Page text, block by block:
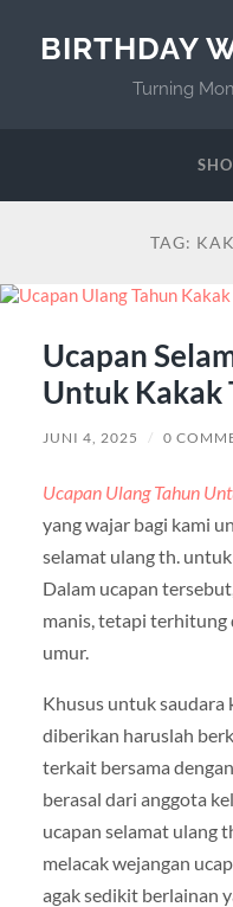
BIRTHDAY
Turning
TAG:
Ucapan
Untuk Kakak
JUNI 4, 2025 / 0
Ucapan Ulang Tahun
yang wajar bagi kami
selamat ulang th.
Dalam ucapan
manis, tetapi terhitung
umur.
Khusus untuk saudara
diberikan haruslah
terkait bersama
berasal dari anggota
ucapan selamat ulang
melacak wejangan
agak sedikit berlainan